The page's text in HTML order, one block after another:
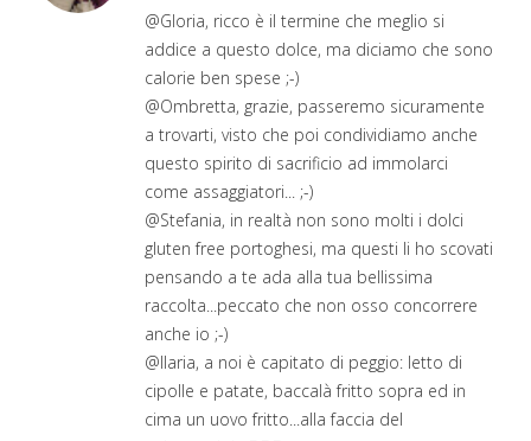
@Gloria, ricco è il termine che meglio si
addice a questo dolce, ma diciamo che sono
calorie ben spese ;-)
@Ombretta, grazie, passeremo sicuramente
a trovarti, visto che poi condividiamo anche
questo spirito di sacrificio ad immolarci
come assaggiatori... ;-)
@Stefania, in realtà non sono molti i dolci
gluten free portoghesi, ma questi li ho scovati
pensando a te ada alla tua bellissima
raccolta...peccato che non osso concorrere
anche io ;-)
@Ilaria, a noi è capitato di peggio: letto di
cipolle e patate, baccalà fritto sopra ed in
cima un uovo fritto...alla faccia del